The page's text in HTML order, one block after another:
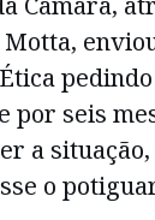
por seis
a situação,
o